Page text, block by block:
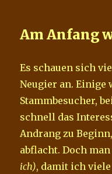
Am Anfang
Es schauen sich
Neugier an. Einige
Stammbesucher,
schnell das
Andrang zu
abflacht. Doch
ich), damit ich viele